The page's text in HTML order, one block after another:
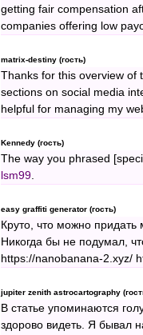
getting fair compensation
companies offering low
matrix-destiny (гость)
Thanks for this overview of
sections on social media
helpful for managing my
Kennedy (гость)
The way you phrased
lsm99.
easy graffiti generator (гость)
Круто, что можно
Никогда бы не подумал,
https://nanobanana-2.xyz/
jupiter zenith astrocartography
В статье упоминаются
здорово видеть. Я бывал